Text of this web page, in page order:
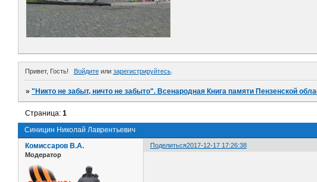
Привет, Гость! Войдитеили зарегистрируйтесь.
»"Никто не забыт, ничто не забыто". Всенародная Книга памяти Пензенской
Синицин Николай Лаврентьевич
Страница:1
Поделиться2017-12-17 17:26:38
Комиссаров В.А.
Модератор